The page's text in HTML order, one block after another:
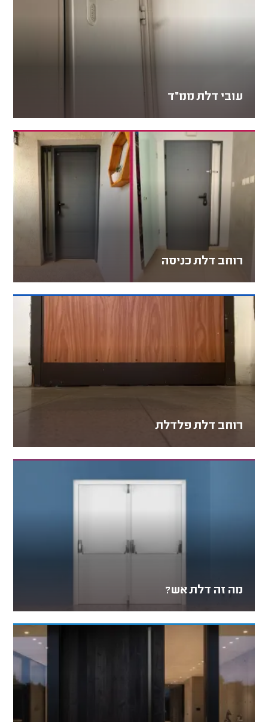
עובי דלת ממ״ד
רוחב דלת כניסה
רוחב דלת פלדלת
מה זה דלת אש?